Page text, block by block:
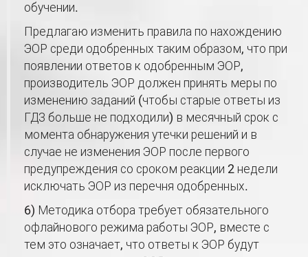
обучении.
Предлагаю изменить правила по нахождению
ЭОР среди одобренных таким образом, что при
появлении ответов к одобренным ЭОР,
производитель ЭОР должен принять меры по
изменению заданий (чтобы старые ответы из
ГДЗ больше не подходили) в месячный срок с
момента обнаружения утечки решений и в
случае не изменения ЭОР после первого
предупреждения со сроком реакции 2 недели
исключать ЭОР из перечня одобренных.
6) Методика отбора требует обязательного
офлайнового режима работы ЭОР, вместе с
тем это означает, что ответы к ЭОР будут